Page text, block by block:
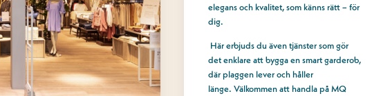
elegans och kvalitet, som känns rätt – för
dig.
Här erbjuds du även tjänster som gör
det enklare att bygga en smart garderob,
där plaggen lever och håller
länge. Välkommen att handla på MQ